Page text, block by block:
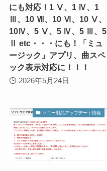
にも対応！1 Ⅴ、1 Ⅳ、1
Ⅲ、10 Ⅶ、10 Ⅵ、10 Ⅴ、
10Ⅳ、5 Ⅴ、5 Ⅳ、5 Ⅲ、5
Ⅱ etc・・・にも！「ミュ
ージック」アプリ、曲スペ
ック表示対応に！！！
2026年5月24日
ソニー製品アップデート情報